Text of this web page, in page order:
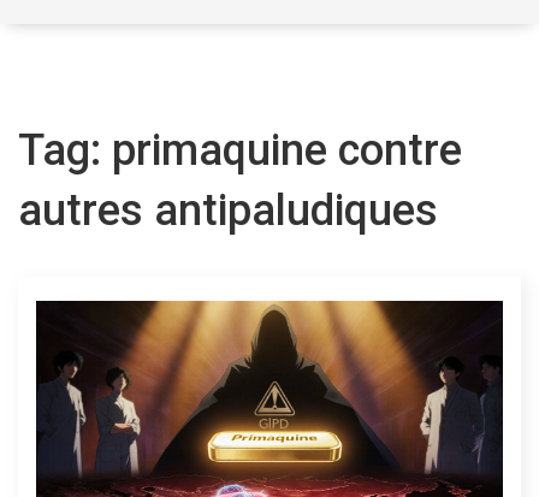
Tag: primaquine contre
autres antipaludiques